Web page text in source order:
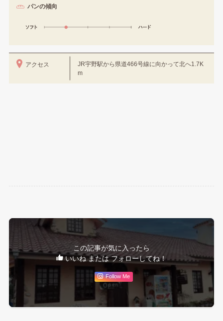
パンの傾向
アクセス
JR宇野駅から県道466号線に向かって北へ1.7K
m
この記事が気に入ったら
いいね または フォローしてね！
Follow Me